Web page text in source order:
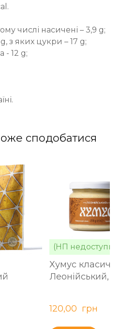
числі насичені – 3,9 g;
з яких цукри – 17 g;
- 12 g;
сподобатися
Хумус класичний
Леонійський, 270 г
120,00  грн